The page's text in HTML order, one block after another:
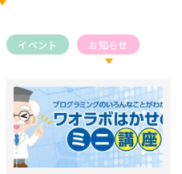
イベント お知らせ